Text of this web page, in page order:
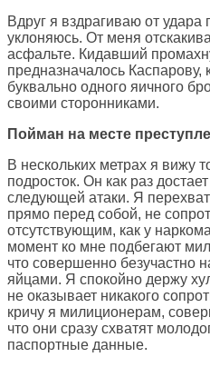
Вдруг я вздрагиваю от удара
уклоняюсь. От меня
асфальте. Кидавший
предназначалось Каспарову,
буквально одного яичного
своими сторонниками.
Пойман на месте
В нескольких метрах я вижу
подросток. Он как раз
следующей атаки. Я
прямо перед собой, не
отсутствующим, как у
момент ко мне подбегают
что совершенно безучастно
яйцами. Я спокойно держу
не оказывает никакого
кричу я милиционерам,
что они сразу схватят
паспортные данные.